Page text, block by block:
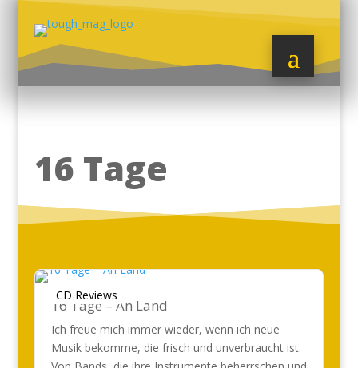
16 Tage
CD Reviews
16 Tage – An Land
Ich freue mich immer wieder, wenn ich neue
Musik bekomme, die frisch und unverbraucht ist.